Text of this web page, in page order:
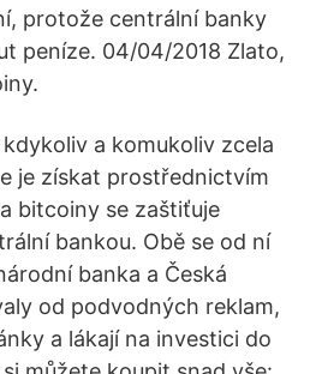
protože centrální banky
peníze. 04/04/2018 Zlato,
a komukoliv zcela
je získat prostřednictvím
bitcoiny se zaštiťuje
bankou. Obě se od ní
banka a Česká
od podvodných reklam,
a lákají na investici do